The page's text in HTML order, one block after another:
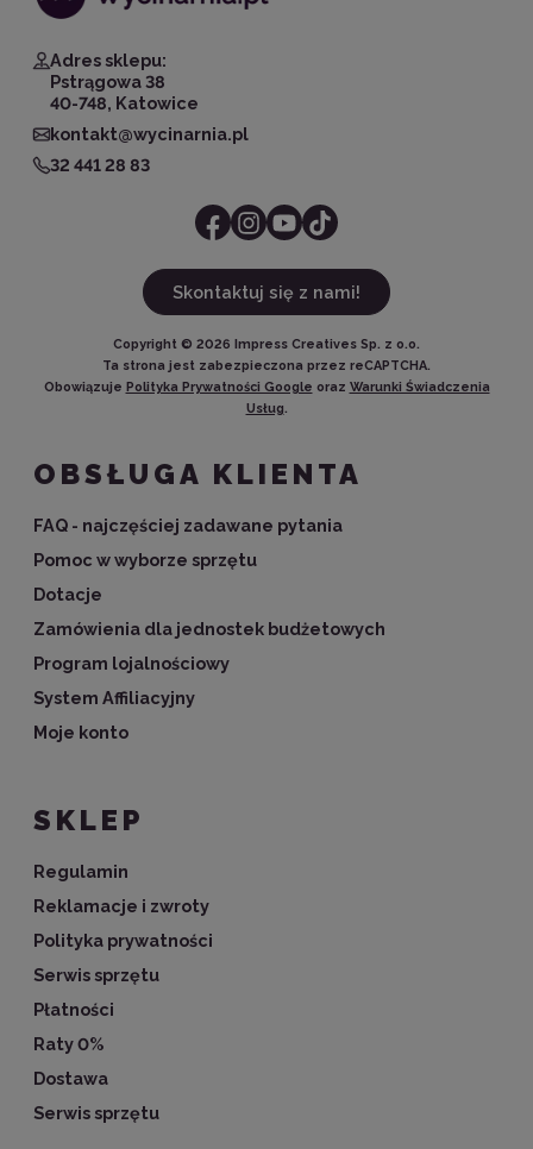
Adres sklepu:
Pstrągowa 38
40-748, Katowice
kontakt@wycinarnia.pl
32 441 28 83
Skontaktuj się z nami!
Copyright © 2026 Impress Creatives Sp. z o.o.
Ta strona jest zabezpieczona przez reCAPTCHA.
Obowiązuje Polityka Prywatności Google oraz Warunki Świadczenia
Usług.
OBSŁUGA KLIENTA
FAQ - najczęściej zadawane pytania
Pomoc w wyborze sprzętu
Dotacje
Zamówienia dla jednostek budżetowych
Program lojalnościowy
System Affiliacyjny
Moje konto
SKLEP
Regulamin
Reklamacje i zwroty
Polityka prywatności
Serwis sprzętu
Płatności
Raty 0%
Dostawa
Serwis sprzętu